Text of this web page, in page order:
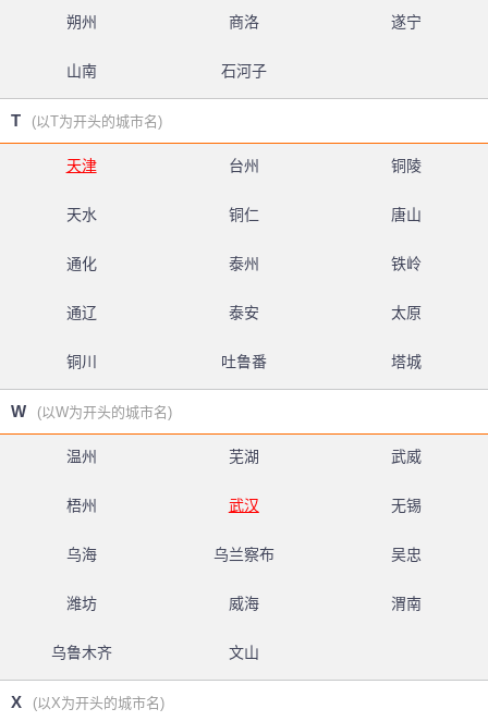
朔州 商洛 遂宁
山南 石河子
T (以T为开头的城市名)
天津 台州 铜陵
天水 铜仁 唐山
通化 泰州 铁岭
通辽 泰安 太原
铜川 吐鲁番 塔城
W (以W为开头的城市名)
温州 芜湖 武威
梧州 武汉 无锡
乌海 乌兰察布 吴忠
潍坊 威海 渭南
乌鲁木齐 文山
X (以X为开头的城市名)